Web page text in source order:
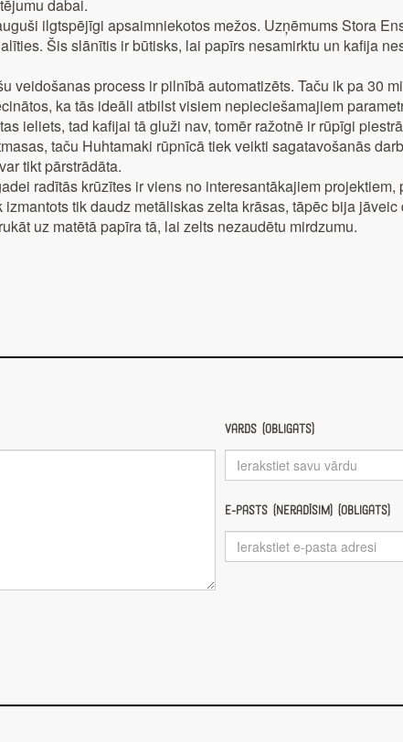
dabai.
ilgtspējīgi apsaimniekotos mežos. Uzņēmums Stora
Šis slānītis ir būtisks, lai papīrs nesamirktu un kafija
veidošanas process ir pilnībā automatizēts. Taču ik pa 30
ka tās ideāli atbilst visiem nepieciešamajiem
ieliets, tad kafijai tā gluži nav, tomēr ražotnē ir rūpīgi
taču Huhtamaki rūpnīcā tiek veikti sagatavošanās
tikt pārstrādāta.
radītās krūzītes ir viens no interesantākajiem
tik daudz metāliskas zelta krāsas, tāpēc bija
uz matētā papīra tā, lai zelts nezaudētu mirdzumu.
Vārds (obligāts)
E-pasts (nerādīsim) (obligāts)